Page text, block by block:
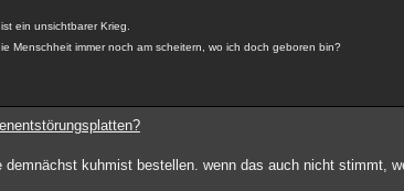
ein unsichtbarer Krieg.
Menschheit immer noch am scheitern, wo ich doch geboren bin?
demnächst kuhmist bestellen. wenn das auch nicht stimmt,